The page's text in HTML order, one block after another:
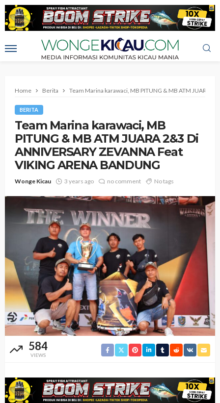
Home Berita Team Marina karawaci, MB PITUNG & MB ATM JUARA
BERITA
Team Marina karawaci, MB
PITUNG & MB ATM JUARA 2&3 Di
ANNIVERSARY ZEVANNA Feat
VIKING ARENA BANDUNG
Wonge Kicau 3 years ago no comment No tags
584
VIEWS